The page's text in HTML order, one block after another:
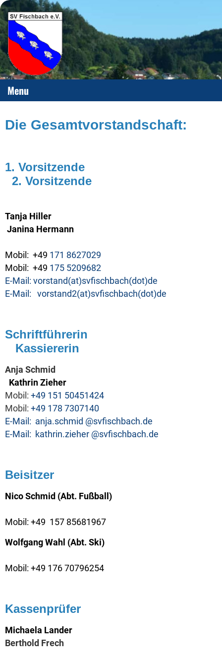
Menu
Die Gesamtvorstandschaft:
1. Vorsitzende
2. Vorsitzende
Tanja Hiller
Janina Hermann
Mobil: +49 171 8627029
Mobil: +49 175 5209682
E-Mail: vorstand(at)svfischbach(dot)de
E-Mail:
vorstand2(at)svfischbach(dot)de
Schriftführerin
Kassiererin
Anja Schmid
Kathrin Zieher
Mobil: +49 151 50451424
Mobil: +49 178 7307140
E-Mail: anja.schmid @svfischbach.de
E-Mail: kathrin.zieher @svfischbach.de
Beisitzer
Nico Schmid (Abt. Fußball)
Mobil: +49 157 85681967
Wolfgang Wahl (Abt. Ski)
Mobil: +49 176 70796254
Kassenprüfer
Michaela Lander
Berthold Frech